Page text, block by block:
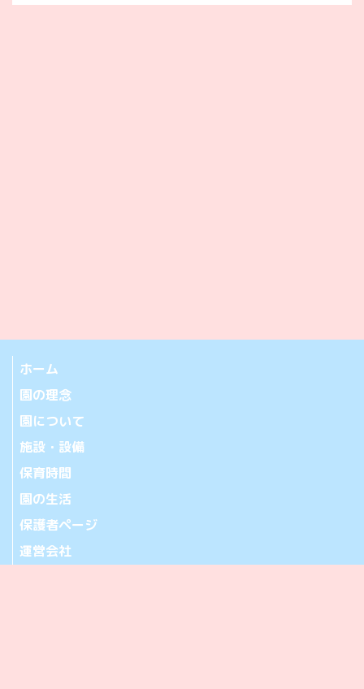
ホーム
園の理念
園について
施設・設備
保育時間
園の生活
保護者ページ
運営会社